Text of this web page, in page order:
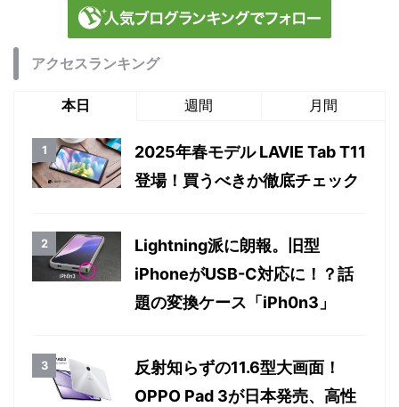
アクセスランキング
本日 週間 月間
2025年春モデル LAVIE Tab T11
登場！買うべきか徹底チェック
Lightning派に朗報。旧型
iPhoneがUSB-C対応に！？話
題の変換ケース「iPh0n3」
反射知らずの11.6型大画面！
OPPO Pad 3が日本発売、高性